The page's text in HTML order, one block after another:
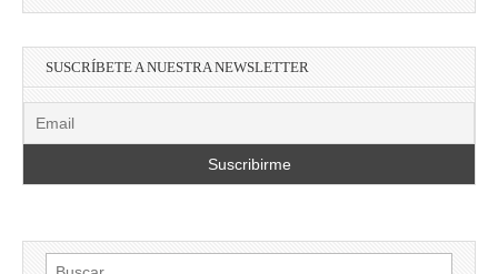
SUSCRÍBETE A NUESTRA NEWSLETTER
Buscar: